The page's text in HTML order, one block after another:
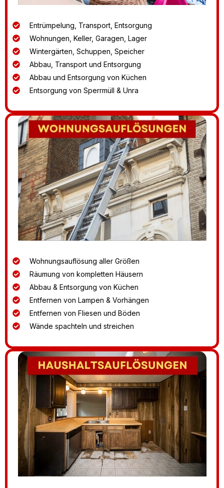
Entrümpelung, Transport, Entsorgung
Wohnungen, Keller, Garagen, Lager
Wintergärten, Schuppen, Speicher
Abbau, Transport und Entsorgung
Abbau und Entsorgung von Küchen
Entsorgung von Sperrmüll & Unra
Wohnungsauflösung aller Größen
Räumung von kompletten Häusern
Abbau & Entsorgung von Küchen
Entfernen von Lampen & Vorhängen
Entfernen von Fliesen und Böden
Wände spachteln und streichen